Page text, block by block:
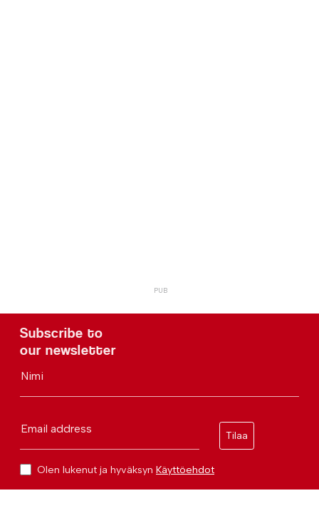
Subscribe to
our newsletter
Nimi
Email address
Tilaa
Olen lukenut ja hyväksyn Käyttöehdot